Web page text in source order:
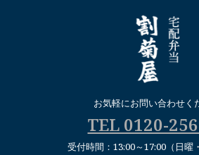
お気軽にお問い合わせく
TEL 0120-
受付時間：13:00～17:00（日曜